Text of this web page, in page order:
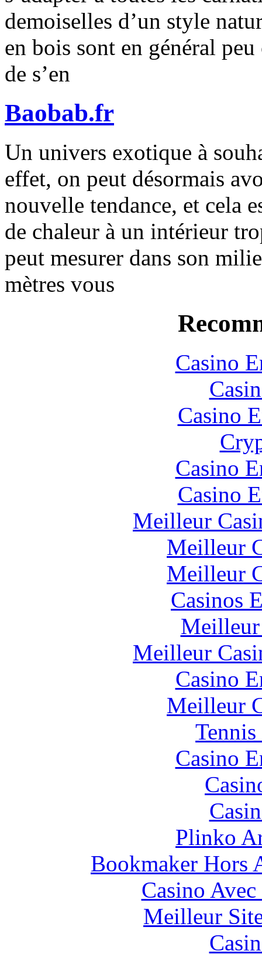
demoiselles d’un style
en bois sont en général
de s’en
Baobab.fr
Un univers exotique à
effet, on peut désormais
nouvelle tendance, et cela
de chaleur à un intérieur
peut mesurer dans son
mètres vous
Casino
Casino
Casino
Casino
Meilleur
Meilleur
Meilleur
Casinos
Meilleur
Meilleur
Casino
Meilleur
Casino
Plinko
Bookmaker Hors
Casino
Meilleur